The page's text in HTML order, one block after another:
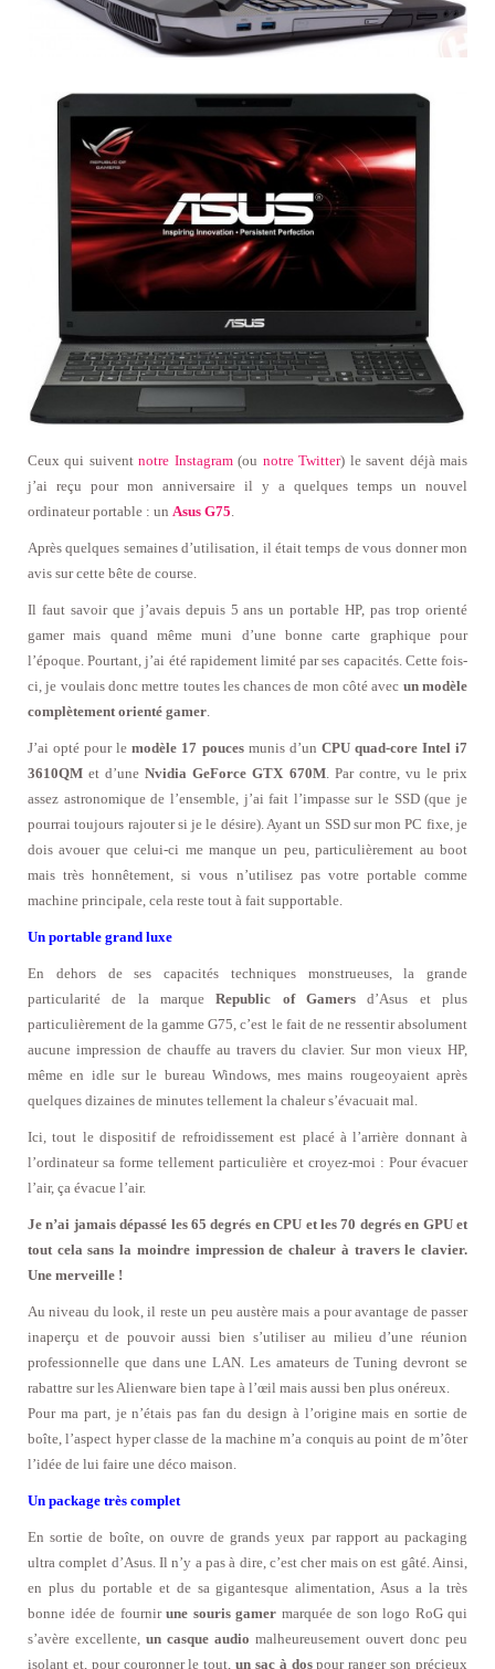
Ceux qui suiventnotre Instagram(ou notre Twitter) le savent déjà mais
j’ai reçu pour mon anniversaire il y a quelques temps un nouvel
ordinateur portable : un Asus G75
Après quelques semaines d’utilisation, il était temps de vous donner mon
avis sur cette bête de course.
Il faut savoir que j’avais depuis 5 ans un portable HP, pas trop orienté
gamer mais quand même muni d’une bonne carte graphique pour
l’époque. Pourtant, j’ai été rapidement limité par ses capacités. Cette fois-
ci, je voulais donc mettre toutes les chances de mon côté avec un modèle
complètement orienté gamer
J’ai opté pour lemodèle 17 poucesmunis d’un CPU quad-core Intel i7
3610QM et d’uneNvidia GeForce GTX 670M. Par contre, vu le prix
assez astronomique de l’ensemble, j’ai fait l’impasse sur le SSD (que je
pourrai toujours rajouter si je le désire). Ayant un SSD sur mon PC fixe, je
dois avouer que celui-ci me manque un peu, particulièrement au boot
mais très honnêtement, si vous n’utilisez pas votre portable comme
machine principale, cela reste tout à fait supportable.
Un portable grand luxe
En dehors de ses capacités techniques monstrueuses, la grande
particularité de la marqueRepublic of Gamers d’Asus et plus
particulièrement de la gamme G75, c’est le fait de ne ressentir absolument
aucune impression de chauffe au travers du clavier. Sur mon vieux HP,
même en idle sur le bureau Windows, mes mains rougeoyaient après
quelques dizaines de minutes tellement la chaleur s’évacuait mal.
Ici, tout le dispositif de refroidissement est placé à l’arrière donnant à
l’ordinateur sa forme tellement particulière et croyez-moi : Pour évacuer
l’air, ça évacue l’air.
Je n’ai jamais dépassé les 65 degrés en CPU et les 70 degrés en GPU et
tout cela sans la moindre impression de chaleur à travers le clavier.
Une merveille !
Au niveau du look, il reste un peu austère mais a pour avantage de passer
inaperçu et de pouvoir aussi bien s’utiliser au milieu d’une réunion
professionnelle que dans une LAN. Les amateurs de Tuning devront se
rabattre sur les Alienware bien tape à l’œil mais aussi ben plus onéreux.
Pour ma part, je n’étais pas fan du design à l’origine mais en sortie de
boîte, l’aspect hyper classe de la machine m’a conquis au point de m’ôter
l’idée de lui faire une déco maison.
Un package très complet
En sortie de boîte, on ouvre de grands yeux par rapport au packaging
ultra complet d’Asus. Il n’y a pas à dire, c’est cher mais on est gâté. Ainsi,
en plus du portable et de sa gigantesque alimentation, Asus a la très
bonne idée de fournir une souris gamer marquée de son logo RoG qui
s’avère excellente, un casque audio malheureusement ouvert donc peu
isolant et, pour couronner le tout,un sac à dospour ranger son précieux